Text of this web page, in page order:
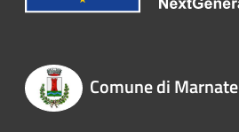
Comune di Marnate